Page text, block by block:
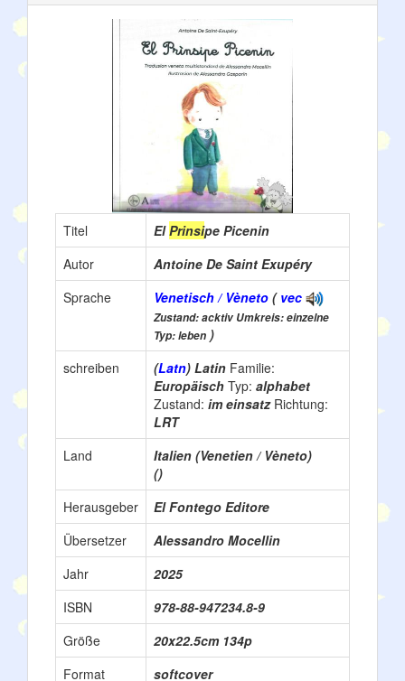
Titel ElPrinsipe Picenin
Autor
Antoine De Saint Exupéry
Sprache
Venetisch / Vèneto ( vec
Zustand: acktiv Umkreis: einzelne
Typ: leben )
schreiben
(Latn) Latin Familie:
Europäisch Typ: alphabet
Zustand: im einsatz Richtung:
LRT
Land
Italien (Venetien / Vèneto)
()
Herausgeber
El Fontego Editore
Übersetzer
Alessandro Mocellin
Jahr
2025
ISBN
978-88-947234.8-9
Größe
20x22.5cm 134p
Format
softcover